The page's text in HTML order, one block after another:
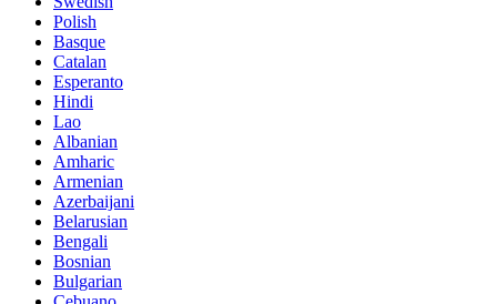
Polish
Basque
Catalan
Esperanto
Hindi
Lao
Albanian
Amharic
Armenian
Azerbaijani
Belarusian
Bengali
Bosnian
Bulgarian